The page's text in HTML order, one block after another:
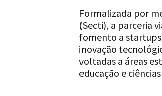
Formalizada por
(Secti), a parceria
fomento a
inovação
voltadas a áreas
educação e